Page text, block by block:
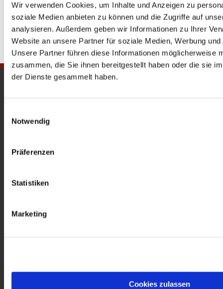
Wir verwenden Cookies, um Inhalte und Anzeigen zu
soziale Medien anbieten zu können und die Zugriffe auf
analysieren. Außerdem geben wir Informationen zu Ihrer
Website an unsere Partner für soziale Medien, Werbung
Unsere Partner führen diese Informationen möglicherweise
zusammen, die Sie ihnen bereitgestellt haben oder die sie
der Dienste gesammelt haben.
Notwendig
Präferenzen
Statistiken
Marketing
Cookies zulassen
Heckerdamm 230, 13627 Berlin |
Offene Kirche: Täglich 08-18 Uhr